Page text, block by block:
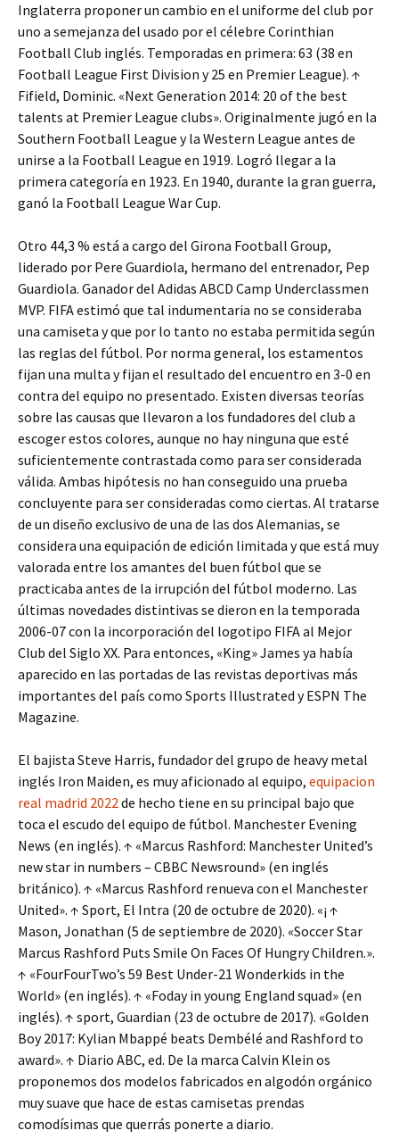
Inglaterra proponer un cambio en el uniforme del club por
uno a semejanza del usado por el célebre Corinthian
Football Club inglés. Temporadas en primera: 63 (38 en
Football League First Division y 25 en Premier League). ↑
Fifield, Dominic. «Next Generation 2014: 20 of the best
talents at Premier League clubs». Originalmente jugó en la
Southern Football League y la Western League antes de
unirse a la Football League en 1919. Logró llegar a la
primera categoría en 1923. En 1940, durante la gran guerra,
ganó la Football League War Cup.
Otro 44,3 % está a cargo del Girona Football Group,
liderado por Pere Guardiola, hermano del entrenador, Pep
Guardiola. Ganador del Adidas ABCD Camp Underclassmen
MVP. FIFA estimó que tal indumentaria no se consideraba
una camiseta y que por lo tanto no estaba permitida según
las reglas del fútbol. Por norma general, los estamentos
fijan una multa y fijan el resultado del encuentro en 3-0 en
contra del equipo no presentado. Existen diversas teorías
sobre las causas que llevaron a los fundadores del club a
escoger estos colores, aunque no hay ninguna que esté
suficientemente contrastada como para ser considerada
válida. Ambas hipótesis no han conseguido una prueba
concluyente para ser consideradas como ciertas. Al tratarse
de un diseño exclusivo de una de las dos Alemanias, se
considera una equipación de edición limitada y que está muy
valorada entre los amantes del buen fútbol que se
practicaba antes de la irrupción del fútbol moderno. Las
últimas novedades distintivas se dieron en la temporada
2006-07 con la incorporación del logotipo FIFA al Mejor
Club del Siglo XX. Para entonces, «King» James ya había
aparecido en las portadas de las revistas deportivas más
importantes del país como Sports Illustrated y ESPN The
Magazine.
El bajista Steve Harris, fundador del grupo de heavy metal
inglés Iron Maiden, es muy aficionado al equipo, equipacion
real madrid 2022de hecho tiene en su principal bajo que
toca el escudo del equipo de fútbol. Manchester Evening
News (en inglés). ↑ «Marcus Rashford: Manchester United’s
new star in numbers – CBBC Newsround» (en inglés
británico). ↑ «Marcus Rashford renueva con el Manchester
United». ↑ Sport, El Intra (20 de octubre de 2020). «¡ ↑
Mason, Jonathan (5 de septiembre de 2020). «Soccer Star
Marcus Rashford Puts Smile On Faces Of Hungry Children.».
↑ «FourFourTwo’s 59 Best Under-21 Wonderkids in the
World» (en inglés). ↑ «Foday in young England squad» (en
inglés). ↑ sport, Guardian (23 de octubre de 2017). «Golden
Boy 2017: Kylian Mbappé beats Dembélé and Rashford to
award». ↑ Diario ABC, ed. De la marca Calvin Klein os
proponemos dos modelos fabricados en algodón orgánico
muy suave que hace de estas camisetas prendas
comodísimas que querrás ponerte a diario.